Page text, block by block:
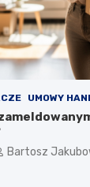
UMOWY
Bartosz